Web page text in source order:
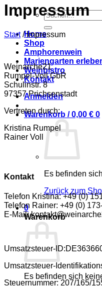
Suchen
nach:
Home
Shop
Amphorenwein
Mariengarten
Weinbistro
Kontakt
Anmelden
Warenkorb /0,00 € 0
Es befinden
Zurück zum
0
Warenkorb
Es befinden sich
Impressum
Start /Impressum
Weinarche21
Rumpel-Voll GbR
Schulinstr. 8
97357 Prichsenstadt
Vertreten durch:
Kristina Rumpel
Rainer Voll
Kontakt
Telefon Kristina: +49 (0)
Telefon Rainer: +49 (0)
E-Mail:
Umsatzsteuer-
Umsatzsteuer-
Steuernummer: 207/165/